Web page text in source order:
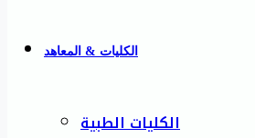
الكليات & المعاهد
الكليات الطبية